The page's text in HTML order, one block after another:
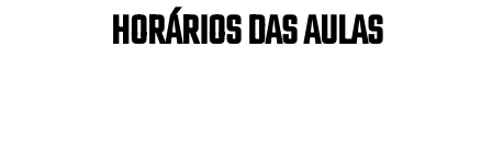
HORÁRIOS DAS AULAS